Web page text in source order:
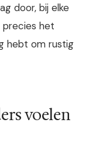
door, bij elke
precies het
hebt om rustig
voelen